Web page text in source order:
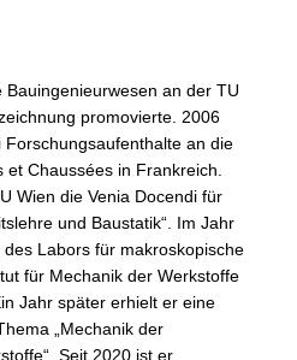
an der TU
promovierte. 2006
an die
et Chaussées in Frankreich.
Wien die Venia Docendi für
und Baustatik“. Im Jahr
Labors für makroskopische
für Mechanik der Werkstoffe
Jahr später erhielt er eine
„Mechanik der
Seit 2020 ist er